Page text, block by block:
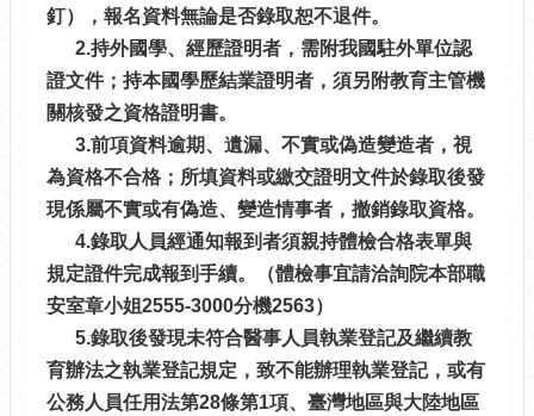
釘），報名資料無論是否錄取恕不退件。
2.持外國學、經歷證明者，需附我國駐外單位認
證文件；持本國學歷結業證明者，須另附教育主管機
關核發之資格證明書。
3.前項資料逾期、遺漏、不實或偽造變造者，視
為資格不合格；所填資料或繳交證明文件於錄取後發
現係屬不實或有偽造、變造情事者，撤銷錄取資格。
4.錄取人員經通知報到者須親持體檢合格表單與
規定證件完成報到手續。（體檢事宜請洽詢院本部職
安室章小姐2555-3000分機2563）
5.錄取後發現未符合醫事人員執業登記及繼續教
育辦法之執業登記規定，致不能辦理執業登記，或有
公務人員任用法第28條第1項、臺灣地區與大陸地區